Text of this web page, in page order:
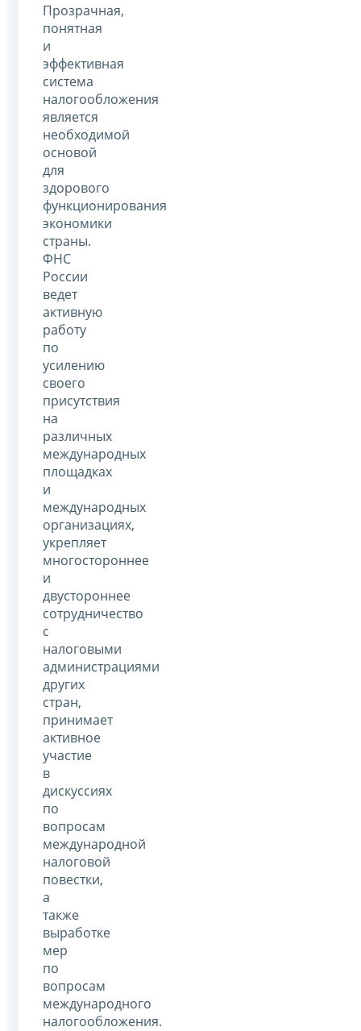
Прозрачная,
понятная
и
эффективная
система
налогообложения
является
необходимой
основой
для
здорового
функционирования
экономики
страны.
ФНС
России
ведет
активную
работу
по
усилению
своего
присутствия
на
различных
международных
площадках
и
международных
организациях,
укрепляет
многостороннее
и
двустороннее
сотрудничество
с
налоговыми
администрациями
других
стран,
принимает
активное
участие
в
дискуссиях
по
вопросам
международной
налоговой
повестки,
а
также
выработке
мер
по
вопросам
международного
налогообложения.